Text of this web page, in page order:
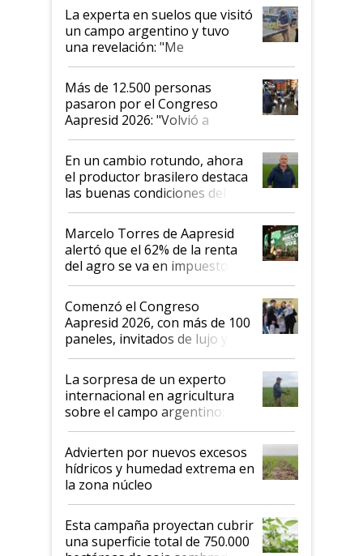
La experta en suelos que visitó
un campo argentino y tuvo
una revelación: "Me
impresionó mucho"
Más de 12.500 personas
pasaron por el Congreso
Aapresid 2026: "Volvió a
demostrar que hablar del
suelo es hablar de todo el
sistema productivo"
En un cambio rotundo, ahora
el productor brasilero destaca
las buenas condiciones del
agro argentino para invertir:
"Los veo más motivados"
Marcelo Torres de Aapresid
alertó que el 62% de la renta
del agro se va en impuestos:
"No es bueno que en
Argentina se sigan discutiendo
las mismas cosas de hace 50
años"
Comenzó el Congreso
Aapresid 2026, con más de 100
paneles, invitados de lujo y
todas las tendencias
La sorpresa de un experto
internacional en agricultura
sobre el campo argentino:
"Estoy muy impresionado"
Advierten por nuevos excesos
hídricos y humedad extrema en
la zona núcleo
Esta campaña proyectan cubrir
una superficie total de 750.000